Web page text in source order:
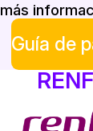
Guía de